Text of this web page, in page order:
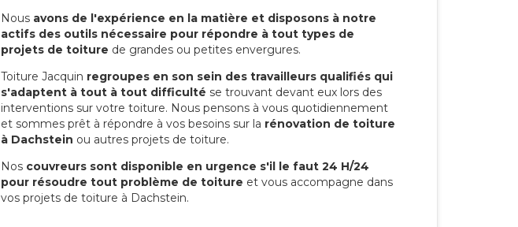
Nous avons de l'expérience en la matière et disposons à notre
actifs des outils nécessaire pour répondre à tout types de
projets de toiture de grandes ou petites envergures.
Toiture Jacquin regroupes en son sein des travailleurs qualifiés qui
s'adaptent à tout à tout difficulté se trouvant devant eux lors des
interventions sur votre toiture. Nous pensons à vous quotidiennement
et sommes prêt à répondre à vos besoins sur la rénovation de toiture
à Dachstein ou autres projets de toiture.
Nos couvreurs sont disponible en urgence s'il le faut 24 H/24
pour résoudre tout problème de toiture et vous accompagne dans
vos projets de toiture à Dachstein.